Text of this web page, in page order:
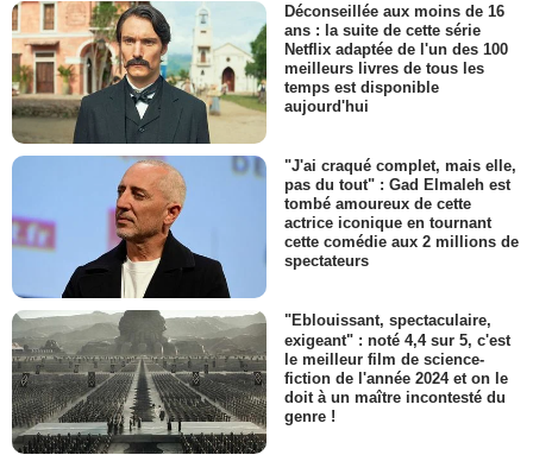
Déconseillée aux moins de 16
ans : la suite de cette série
Netflix adaptée de l'un des 100
meilleurs livres de tous les
temps est disponible
aujourd'hui
"J'ai craqué complet, mais elle,
pas du tout" : Gad Elmaleh est
tombé amoureux de cette
actrice iconique en tournant
cette comédie aux 2 millions de
spectateurs
"Eblouissant, spectaculaire,
exigeant" : noté 4,4 sur 5, c'est
le meilleur film de science-
fiction de l'année 2024 et on le
doit à un maître incontesté du
genre !